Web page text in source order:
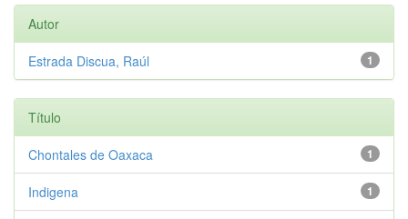
Autor
1
Estrada Discua, Raúl
Título
1
Chontales de Oaxaca
1
Indigena